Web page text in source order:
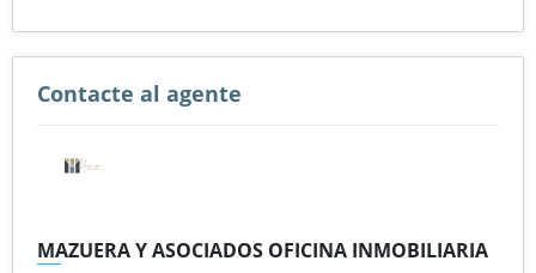
Contacte al agente
MAZUERA Y ASOCIADOS OFICINA INMOBILIARIA